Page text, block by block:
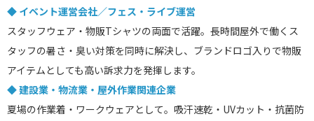
◆ イベント運営会社／フェス・ライブ運営
スタッフウェア・物販Tシャツの両面で活躍。長時間屋外で働くス
タッフの暑さ・臭い対策を同時に解決し、ブランドロゴ入りで物販
アイテムとしても高い訴求力を発揮します。
◆ 建設業・物流業・屋外作業関連企業
夏場の作業着・ワークウェアとして。吸汗速乾・UVカット・抗菌防